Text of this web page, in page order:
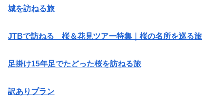
城を訪ねる旅
JTBで訪ねる 桜＆花見ツアー特集｜桜の名所を巡る旅
足掛け15年足でたどった桜を訪ねる旅
訳ありプラン